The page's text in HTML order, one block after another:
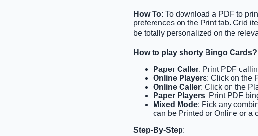
How To: To download a PDF to
preferences on the Print tab. Grid
be totally personalized on the
How to play shorty Bingo Cards?
Paper Caller: Print PDF
Online Players: Click on the
Online Caller: Click on the
Paper Players: Print PDF
Mixed Mode: Pick any
can be Printed or Online or a
Step-By-Step: